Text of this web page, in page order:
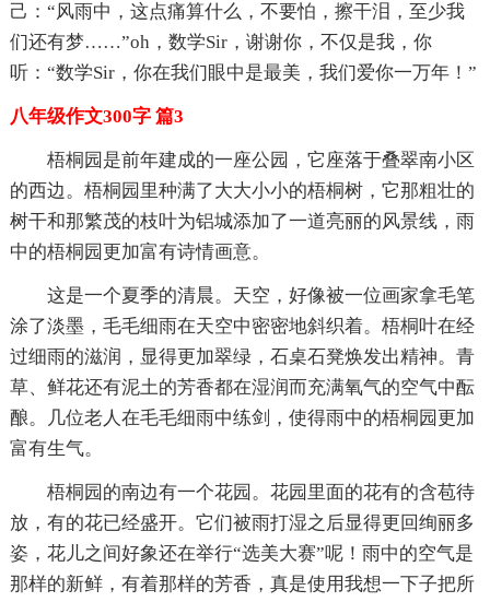
己：“风雨中，这点痛算什么，不要怕，擦干泪，至少我
们还有梦……”oh，数学Sir，谢谢你，不仅是我，你
听：“数学Sir，你在我们眼中是最美，我们爱你一万年！”
八年级作文300字 篇3
梧桐园是前年建成的一座公园，它座落于叠翠南小区
的西边。梧桐园里种满了大大小小的梧桐树，它那粗壮的
树干和那繁茂的枝叶为铝城添加了一道亮丽的风景线，雨
中的梧桐园更加富有诗情画意。
这是一个夏季的清晨。天空，好像被一位画家拿毛笔
涂了淡墨，毛毛细雨在天空中密密地斜织着。梧桐叶在经
过细雨的滋润，显得更加翠绿，石桌石凳焕发出精神。青
草、鲜花还有泥土的芳香都在湿润而充满氧气的空气中酝
酿。几位老人在毛毛细雨中练剑，使得雨中的梧桐园更加
富有生气。
梧桐园的南边有一个花园。花园里面的花有的含苞待
放，有的花已经盛开。它们被雨打湿之后显得更回绚丽多
姿，花儿之间好象还在举行“选美大赛”呢！雨中的空气是
那样的新鲜，有着那样的芳香，真是使用我想一下子把所